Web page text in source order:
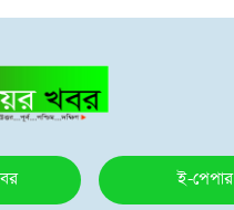
ই-পেপার